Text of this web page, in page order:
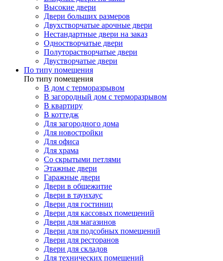
Высокие двери
Двери больших размеров
Двухстворчатые арочные двери
Нестандартные двери на заказ
Одностворчатые двери
Полуторастворчатые двери
Двустворчатые двери
По типу помещения
По типу помещения
В дом с терморазрывом
В загородный дом с терморазрывом
В квартиру
В коттедж
Для загородного дома
Для новостройки
Для офиса
Для храма
Со скрытыми петлями
Этажные двери
Гаражные двери
Двери в общежитие
Двери в таунхаус
Двери для гостиниц
Двери для кассовых помещений
Двери для магазинов
Двери для подсобных помещений
Двери для ресторанов
Двери для складов
Для технических помещений